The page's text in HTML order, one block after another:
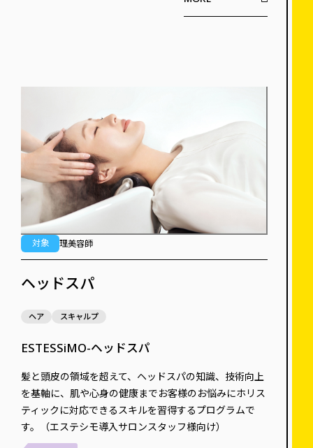
対象 理美容師
ヘッドスパ
ヘア スキャルプ
ESTESSiMO-ヘッドスパ
髪と頭皮の領域を超えて、ヘッドスパの知識、技術向上
を基軸に、肌や心身の健康までお客様のお悩みにホリス
ティックに対応できるスキルを習得するプログラムで
す。（エステシモ導入サロンスタッフ様向け）